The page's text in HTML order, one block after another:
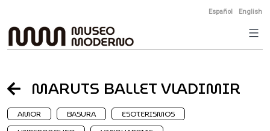
to
content
Español English
MARUTS BALLET VLADIMIR
AMOR BASURA
ESOTERISMOS